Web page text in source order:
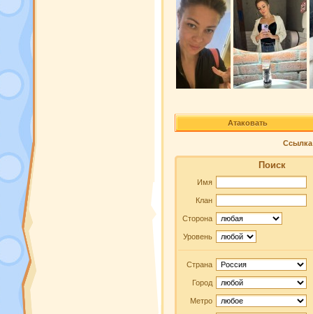
Атаковать
Ссылка
Поиск
Имя
Клан
Сторона
Уровень
Страна
Город
Метро